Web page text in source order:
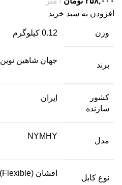
افزودن به سبد خرید
وزن 0.12 کیلوگرم
برند
جهان شاهین نوین
کشور
سازنده
ایران
مدل
NYMHY
نوع کابل
افشان (Flexible)